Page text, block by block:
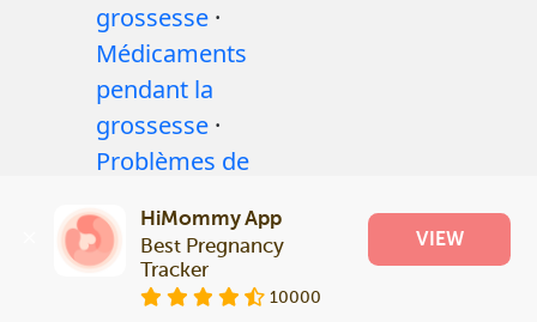
grossesse ·
Médicaments
pendant la
grossesse ·
Problèmes de
Articles·Politique
editoriale
HiMommy App
Best Pregnancy
Tracker
10000
VIEW